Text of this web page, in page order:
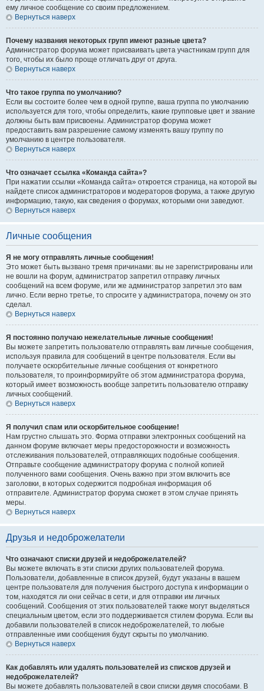
ему личное сообщение со своим предложением.
Вернуться наверх
Почему названия некоторых групп имеют разные цвета?
Администратор форума может присваивать цвета участникам групп для
того, чтобы их было проще отличать друг от друга.
Вернуться наверх
Что такое группа по умолчанию?
Если вы состоите более чем в одной группе, ваша группа по умолчанию
используется для того, чтобы определить, какие групповые цвет и звание
должны быть вам присвоены. Администратор форума может
предоставить вам разрешение самому изменять вашу группу по
умолчанию в центре пользователя.
Вернуться наверх
Что означает ссылка «Команда сайта»?
При нажатии ссылки «Команда сайта» откроется страница, на которой вы
найдете список администраторов и модераторов форума, а также другую
информацию, такую, как сведения о форумах, которыми они заведуют.
Вернуться наверх
Личные сообщения
Я не могу отправлять личные сообщения!
Это может быть вызвано тремя причинами: вы не зарегистрированы или
не вошли на форум, администратор запретил отправку личных
сообщений на всем форуме, или же администратор запретил это вам
лично. Если верно третье, то спросите у администратора, почему он это
сделал.
Вернуться наверх
Я постоянно получаю нежелательные личные сообщения!
Вы можете запретить пользователю отправлять вам личные сообщения,
используя правила для сообщений в центре пользователя. Если вы
получаете оскорбительные личные сообщения от конкретного
пользователя, то проинформируйте об этом администратора форума,
который имеет возможность вообще запретить пользователю отправку
личных сообщений.
Вернуться наверх
Я получил спам или оскорбительное сообщение!
Нам грустно слышать это. Форма отправки электронных сообщений на
данном форуме включает меры предосторожности и возможность
отслеживания пользователей, отправляющих подобные сообщения.
Отправьте сообщение администратору форума с полной копией
полученного вами сообщения. Очень важно при этом включить все
заголовки, в которых содержится подробная информация об
отправителе. Администратор форума сможет в этом случае принять
меры.
Вернуться наверх
Друзья и недоброжелатели
Что означают списки друзей и недоброжелателей?
Вы можете включать в эти списки других пользователей форума.
Пользователи, добавленные в список друзей, будут указаны в вашем
центре пользователя для получения быстрого доступа к информации о
том, находятся ли они сейчас в сети, и для отправки им личных
сообщений. Сообщения от этих пользователей также могут выделяться
специальным цветом, если это поддерживается стилем форума. Если вы
добавили пользователей в список недоброжелателей, то любые
отправленные ими сообщения будут скрыты по умолчанию.
Вернуться наверх
Как добавлять или удалять пользователей из списков друзей и
недоброжелателей?
Вы можете добавлять пользователей в свои списки двумя способами. В